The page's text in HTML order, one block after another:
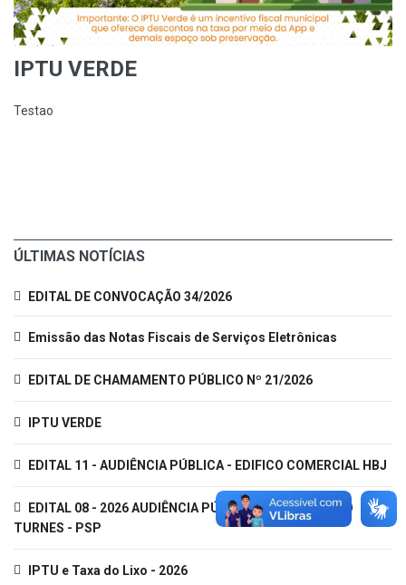
IPTU VERDE
Testao
ÚLTIMAS NOTÍCIAS
EDITAL DE CONVOCAÇÃO 34/2026
Emissão das Notas Fiscais de Serviços Eletrônicas
EDITAL DE CHAMAMENTO PÚBLICO Nº 21/2026
IPTU VERDE
EDITAL 11 - AUDIÊNCIA PÚBLICA - EDIFICO COMERCIAL HBJ
EDITAL 08 - 2026 AUDIÊNCIA PÚBLICA - LOTEAMENTO
TURNES - PSP
IPTU e Taxa do Lixo - 2026